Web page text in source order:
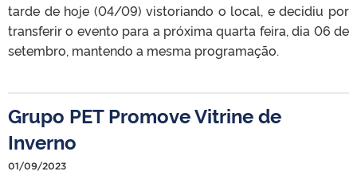
tarde de hoje (04/09) vistoriando o local, e decidiu por
transferir o evento para a próxima quarta feira, dia 06 de
setembro, mantendo a mesma programação.
Grupo PET Promove Vitrine de
Inverno
01/09/2023